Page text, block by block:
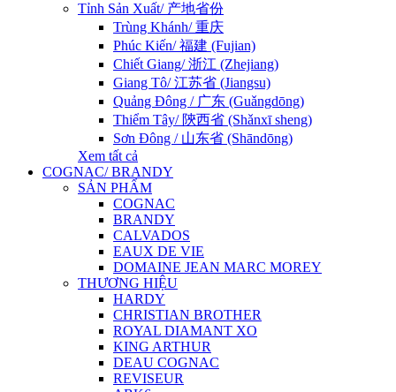
Tỉnh Sản Xuất/ 产地省份
Trùng Khánh/ 重庆
Phúc Kiến/ 福建 (Fujian)
Chiết Giang/ 浙江 (Zhejiang)
Giang Tô/ 江苏省 (Jiangsu)
Quảng Đông / 广东 (Guǎngdōng)
Thiểm Tây/ 陝西省 (Shǎnxī sheng)
Sơn Đông / 山东省 (Shāndōng)
Xem tất cả
COGNAC/ BRANDY
SẢN PHẨM
COGNAC
BRANDY
CALVADOS
EAUX DE VIE
DOMAINE JEAN MARC MOREY
THƯƠNG HIỆU
HARDY
CHRISTIAN BROTHER
ROYAL DIAMANT XO
KING ARTHUR
DEAU COGNAC
REVISEUR